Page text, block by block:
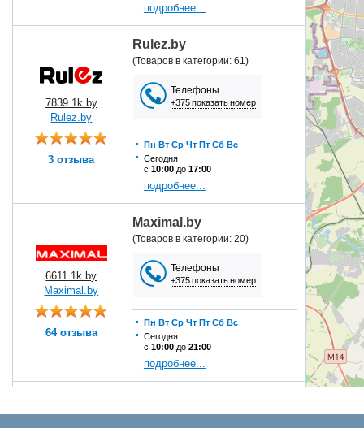
подробнее...
7839.1k.by
Rulez.by
3 отзыва
Rulez.by
(Товаров в категории: 61)
Телефоны
+375 показать номер
Пн Вт Ср Чт Пт Сб Вс
Сегодня
с 10:00до 17:00
подробнее...
6611.1k.by
Maximal.by
64 отзыва
Maximal.by
(Товаров в категории: 20)
Телефоны
+375 показать номер
Пн Вт Ср Чт Пт Сб Вс
Сегодня
с 10:00до 21:00
подробнее...
(Товаров в категории: 10)